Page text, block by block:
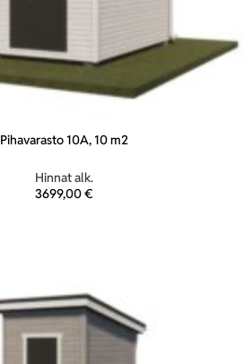
Pihavarasto 10A, 10 m2
Hinnat alk.
3699,00€